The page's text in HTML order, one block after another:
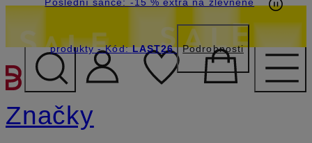
PŘEJÍT NA HLAVNÍ
produkty- Kód:LAST26 Podrobnosti
Značky